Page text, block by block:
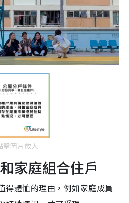
擊圖片放大
家庭組合住戶
得體恤的理由，例如家庭成員